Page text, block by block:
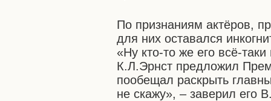
По признаниям актёров,
для них оставался
«Ну кто-то же его всё-
К.Л.Эрнст предложил
пообещал раскрыть
не скажу», – заверил его